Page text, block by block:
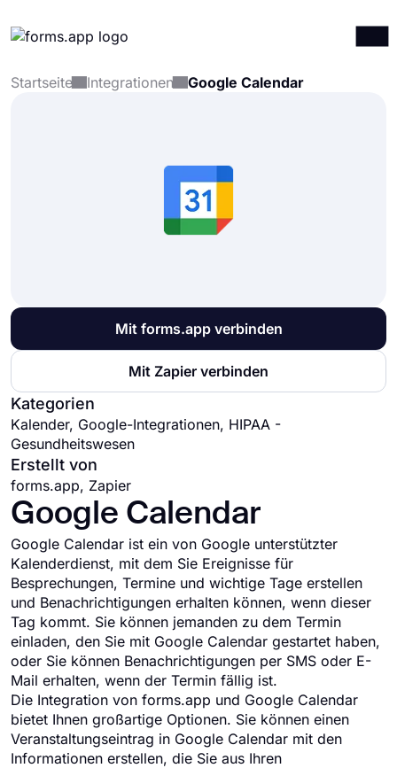
Produkte
Startseite Integrationen Google Calendar
Mit forms.app verbinden
Mit Zapier verbinden
Kategorien
Kalender, Google-Integrationen, HIPAA -
Gesundheitswesen
Erstellt von
forms.app, Zapier
Google Calendar
Google Calendar ist ein von Google unterstützter
Kalenderdienst, mit dem Sie Ereignisse für
Besprechungen, Termine und wichtige Tage erstellen
und Benachrichtigungen erhalten können, wenn dieser
Tag kommt. Sie können jemanden zu dem Termin
einladen, den Sie mit Google Calendar gestartet haben,
oder Sie können Benachrichtigungen per SMS oder E-
Mail erhalten, wenn der Termin fällig ist.
Die Integration von forms.app und Google Calendar
bietet Ihnen großartige Optionen. Sie können einen
Veranstaltungseintrag in Google Calendar mit den
Informationen erstellen, die Sie aus Ihren